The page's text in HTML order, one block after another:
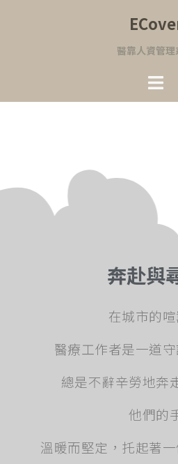
醫靠人資管理
奔赴與
在城市的
醫療工作者是一道
總是不辭辛勞地奔
他們的
溫暖而堅定，托起著